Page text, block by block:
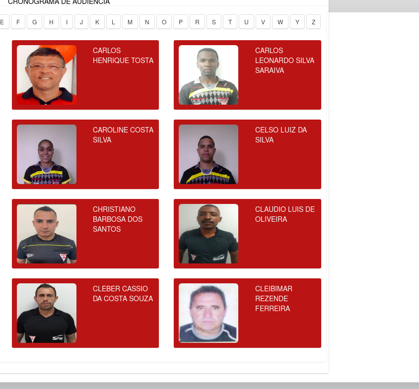
E F G H I J K L M N O P R S T U V W Y Z
CARLOS
HENRIQUE TOSTA
CARLOS
LEONARDO SILVA
SARAIVA
CAROLINE COSTA
SILVA
CELSO LUIZ DA
SILVA
CHRISTIANO
BARBOSA DOS
SANTOS
CLAUDIO LUIS DE
OLIVEIRA
CLEBER CASSIO
DA COSTA SOUZA
CLEIBIMAR
REZENDE
FERREIRA